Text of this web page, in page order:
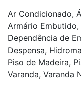
Ar Condicionado,
Armário Embutido,
Dependência de
Despensa,
Piso de Madeira,
Varanda, Varanda